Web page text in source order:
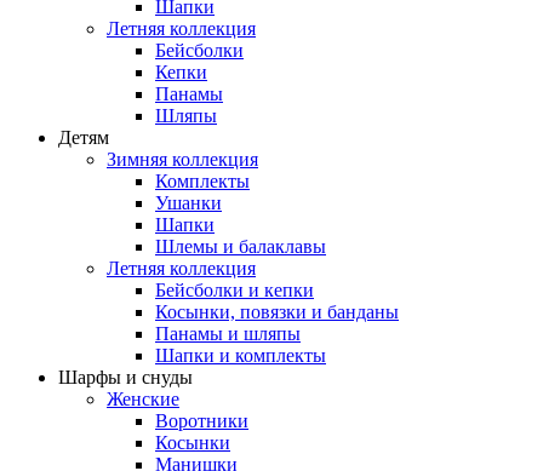
Шапки
Летняя коллекция
Бейсболки
Кепки
Панамы
Шляпы
Детям
Зимняя коллекция
Комплекты
Ушанки
Шапки
Шлемы и балаклавы
Летняя коллекция
Бейсболки и кепки
Косынки, повязки и банданы
Панамы и шляпы
Шапки и комплекты
Шарфы и снуды
Женские
Воротники
Косынки
Манишки